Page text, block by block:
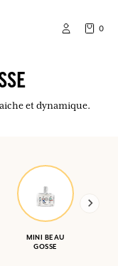
0
et dynamique.
MINI BEAU
GOSSE